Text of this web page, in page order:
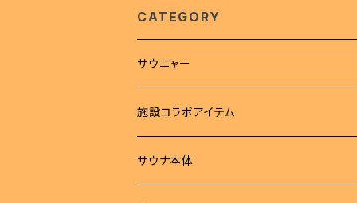
CATEGORY
サウニャー
アパレル
Tシャツ
サウナハット
施設コラボアイテム
Tシャツ
サウナ本体